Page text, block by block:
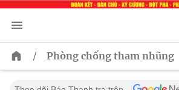
/ Phòng chống tham nhũng